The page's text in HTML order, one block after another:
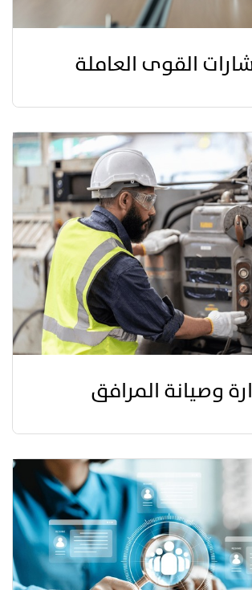
القوى العاملة
وصيانة المرافق